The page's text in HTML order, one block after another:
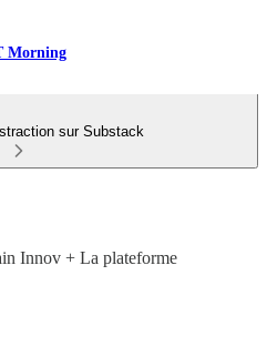
Morning
sur Substack
Innov + La plateforme